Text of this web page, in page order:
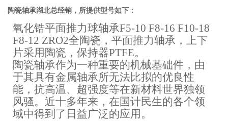
陶瓷轴承湖北总经销，所提供型号如下：
氧化锆平面推力球轴承F5-10 F8-16 F10-18
F8-12 ZRO2全陶瓷，平面推力轴承，上下
片采用陶瓷，保持器PTFE。
陶瓷轴承作为一种重要的机械基础件，由
于其具有金属轴承所无法比拟的优良性
能，抗高温、超强度等在新材料世界独领
风骚。近十多年来，在国计民生的各个领
域中得到了日益广泛的应用。